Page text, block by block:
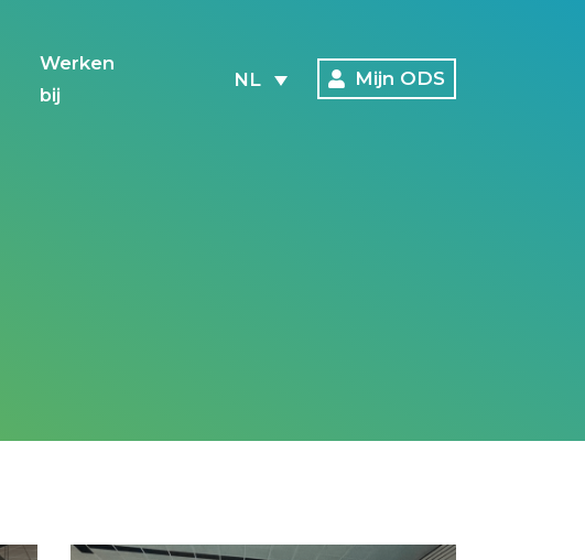
Werken
bij
NL Mijn ODS